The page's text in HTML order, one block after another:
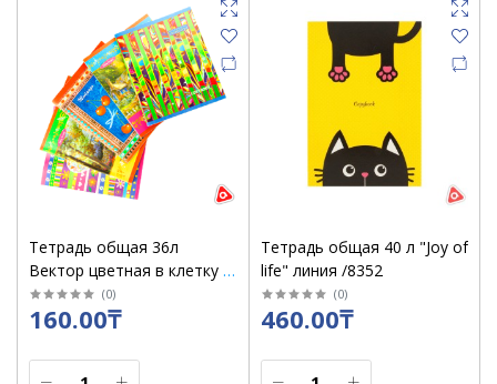
Тетрадь общая 36л
Вектор цветная в клетку /
кор 120 шт
(0)
160.00₸
Тетрадь общая 40 л "Joy of
life" линия /8352
(0)
460.00₸